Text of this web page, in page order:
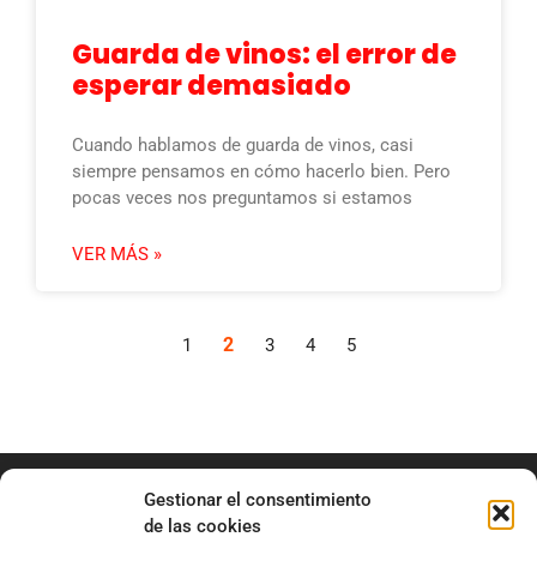
Gestionar el consentimiento
de las cookies
Guarda de vinos: el error de
esperar demasiado
Cuando hablamos de guarda de vinos, casi
siempre pensamos en cómo hacerlo bien. Pero
pocas veces nos preguntamos si estamos
VER MÁS »
1 2 3 4 5